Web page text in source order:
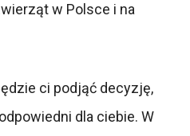
w Polsce i na
ci podjąć decyzję,
dla ciebie. W